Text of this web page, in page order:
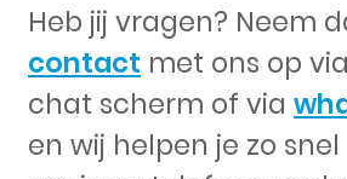
Heb jij vragen? Neem
contact met ons op
chat scherm of via
en wij helpen je zo